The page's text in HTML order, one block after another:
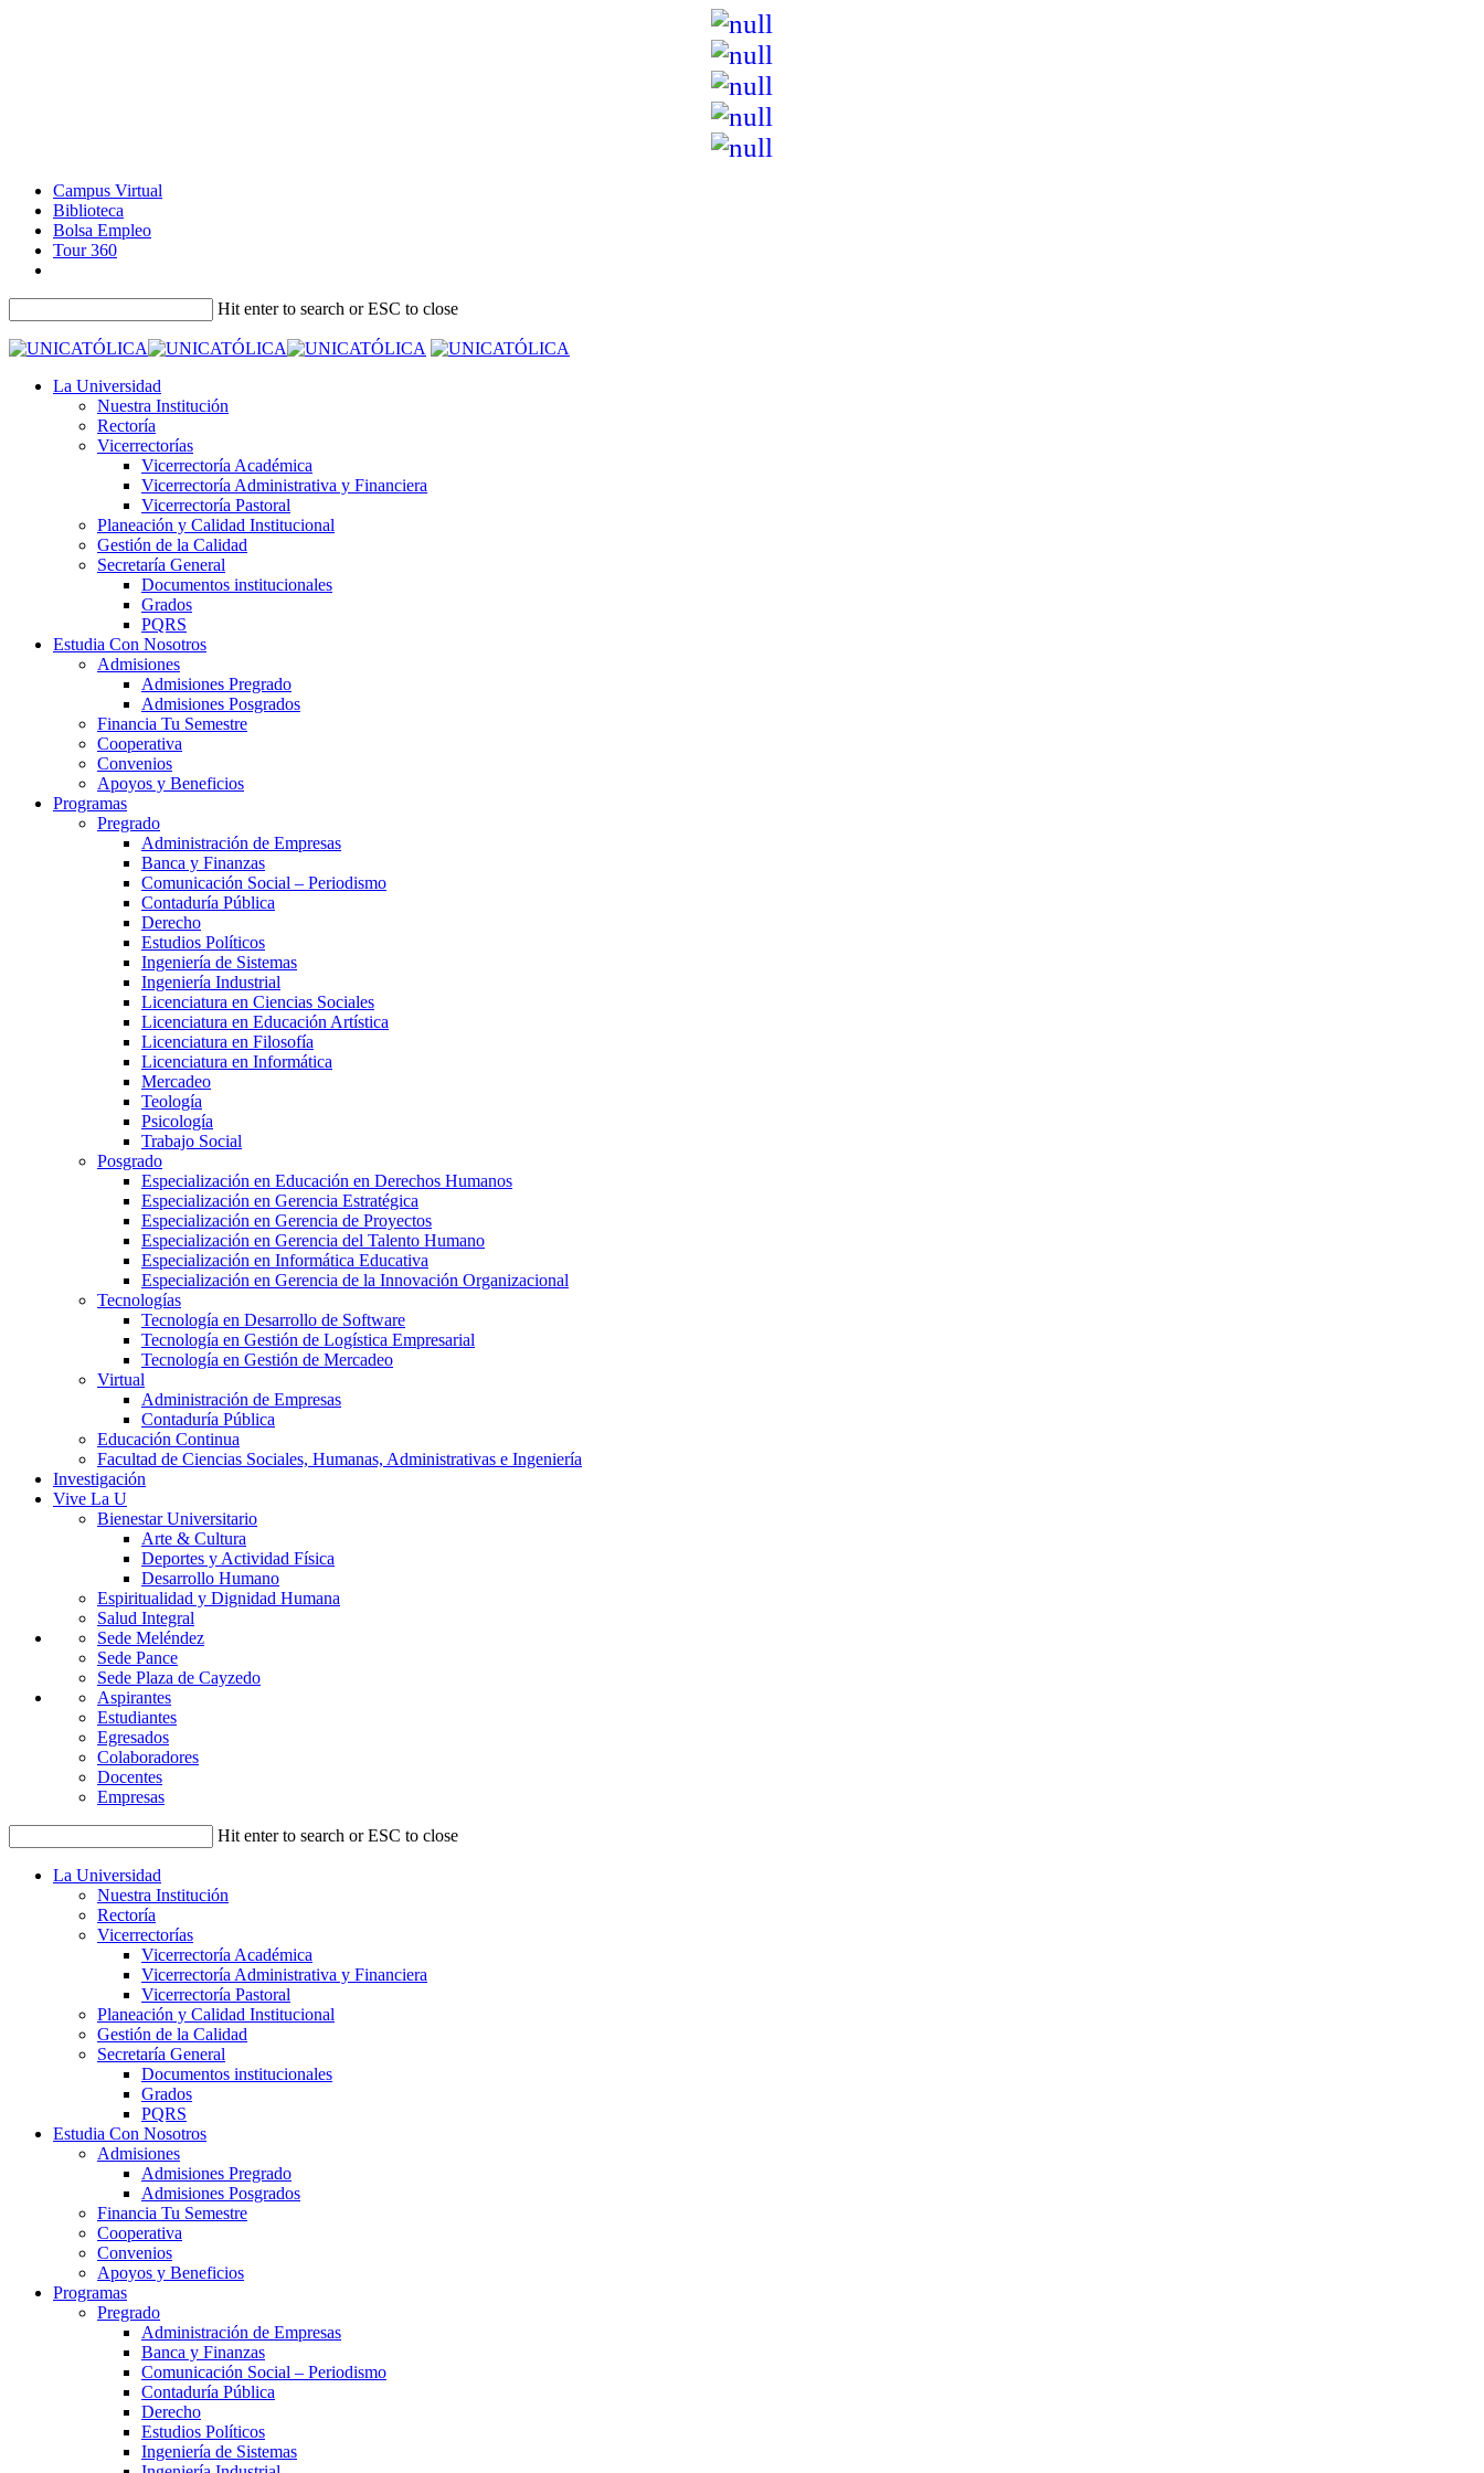
Campus Virtual
Biblioteca
Bolsa Empleo
Tour 360
Hit enter to search or ESC to close
La Universidad
Nuestra Institución
Rectoría
Vicerrectorías
Vicerrectoría Académica
Vicerrectoría Administrativa y Financiera
Vicerrectoría Pastoral
Planeación y Calidad Institucional
Gestión de la Calidad
Secretaría General
Documentos institucionales
Grados
PQRS
Estudia Con Nosotros
Admisiones
Admisiones Pregrado
Admisiones Posgrados
Financia Tu Semestre
Cooperativa
Convenios
Apoyos y Beneficios
Programas
Pregrado
Administración de Empresas
Banca y Finanzas
Comunicación Social – Periodismo
Contaduría Pública
Derecho
Estudios Políticos
Ingeniería de Sistemas
Ingeniería Industrial
Licenciatura en Ciencias Sociales
Licenciatura en Educación Artística
Licenciatura en Filosofía
Licenciatura en Informática
Mercadeo
Teología
Psicología
Trabajo Social
Posgrado
Especialización en Educación en Derechos Humanos
Especialización en Gerencia Estratégica
Especialización en Gerencia de Proyectos
Especialización en Gerencia del Talento Humano
Especialización en Informática Educativa
Especialización en Gerencia de la Innovación Organizacional
Tecnologías
Tecnología en Desarrollo de Software
Tecnología en Gestión de Logística Empresarial
Tecnología en Gestión de Mercadeo
Virtual
Administración de Empresas
Contaduría Pública
Educación Continua
Facultad de Ciencias Sociales, Humanas, Administrativas e Ingeniería
Investigación
Vive La U
Bienestar Universitario
Arte & Cultura
Deportes y Actividad Física
Desarrollo Humano
Espiritualidad y Dignidad Humana
Salud Integral
Sede Meléndez
Sede Pance
Sede Plaza de Cayzedo
Aspirantes
Estudiantes
Egresados
Colaboradores
Docentes
Empresas
Hit enter to search or ESC to close
La Universidad
Nuestra Institución
Rectoría
Vicerrectorías
Vicerrectoría Académica
Vicerrectoría Administrativa y Financiera
Vicerrectoría Pastoral
Planeación y Calidad Institucional
Gestión de la Calidad
Secretaría General
Documentos institucionales
Grados
PQRS
Estudia Con Nosotros
Admisiones
Admisiones Pregrado
Admisiones Posgrados
Financia Tu Semestre
Cooperativa
Convenios
Apoyos y Beneficios
Programas
Pregrado
Administración de Empresas
Banca y Finanzas
Comunicación Social – Periodismo
Contaduría Pública
Derecho
Estudios Políticos
Ingeniería de Sistemas